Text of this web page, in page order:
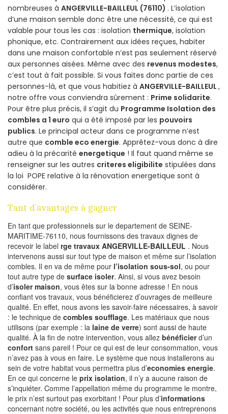
nombreuses à ANGERVILLE-BAILLEUL (76110) . L’isolation
d’une maison semble donc être une nécessité, ce qui est
valable pour tous les cas : isolation thermique, isolation
phonique, etc. Contrairement aux idées reçues, habiter
dans une maison confortable n’est pas seulement réservé
aux personnes aisées. Même avec des revenus modestes,
c’est tout à fait possible. Si vous faites donc partie de ces
personnes-là, et que vous habitiez à ANGERVILLE-BAILLEUL ,
notre offre vous conviendra sûrement : Prime solidarite.
Pour être plus précis, il s’agit du Programme Isolation des
combles a 1 euro qui a été imposé par les pouvoirs
publics. Le principal acteur dans ce programme n’est
autre que comble eco energie. Apprêtez-vous donc à dire
adieu à la précarité energetique ! Il faut quand même se
renseigner sur les autres criteres eligibilite stipulées dans
la loi POPE relative à la rénovation energetique sont à
considérer.
Tant d’avantages à gagner
En tant que professionnels sur le departement de SEINE-
MARITIME-76110, nous fournissons des travaux dignes de
recevoir le label rge travaux ANGERVILLE-BAILLEUL . Nous
intervenons aussi sur tout type de maison et même sur l’isolation
combles. Il en va de même pour l’isolation sous-sol, ou pour
tout autre type de surface isoler. Ainsi, si vous avez besoin
d’isoler maison, vous êtes sur la bonne adresse ! En nous
confiant vos travaux, vous bénéficierez d’ouvrages de meilleure
qualité. En effet, nous avons les savoir-faire nécessaires, à savoir
: le technique de combles soufflage. Les matériaux que nous
utilisons (par exemple : la laine de verre) sont aussi de haute
qualité. À la fin de notre intervention, vous allez bénéficierd’un
confort sans pareil ! Pour ce qui est de leur consommation, vous
n’avez pas à vous en faire. Le système que nous installerons au
sein de votre habitat vous permettra plus d’economies energie.
En ce qui concerne le prix isolation, il n’y a aucune raison de
s’inquiéter. Comme l’appellation même du programme le montre,
le prix n’est surtout pas exorbitant ! Pour plus d’informations
concernant notre société, ou les activités que nous entreprenons